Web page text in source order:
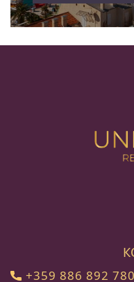
+359 886 892 780